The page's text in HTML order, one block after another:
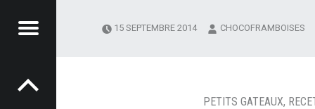
Menu
PETITS GATEAUX,
15 SEPTEMBRE 2014 CHOCOFRAMBOISES